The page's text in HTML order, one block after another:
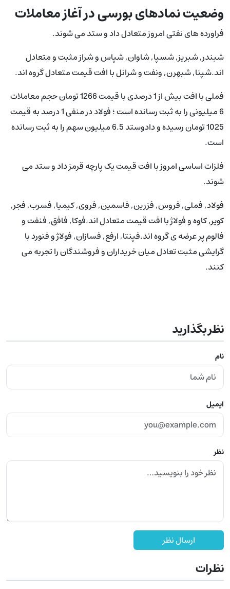
وضعیت نمادهای بورسی در آغاز معاملات
فراورده های نفتی امروز متعادل داد و ستد می شوند.
شبندر, شبریز, شسپا, شاوان, شپاس و شراز مثبت و متعادل
اند.شپنا, شبهرن, ونفت و شرانل با افت قیمت متعادل گروه اند.
فملی با افت بیش از 1 درصدی با قیمت 1266 تومان حجم معاملات
6 میلیونی را به ثبت رسانده است ؛ فولاد در منفی 1 درصد به قیمت
1025 تومان رسیده و دادوستد 6.5 میلیون سهم را به ثبت رسانده
است.
فلزات اساسی امروز با افت قیمت یک پارچه قرمز داد و ستد می
شوند.
فولاد, فملی, فروس, فزرین, فاسمین, فروی, کیمیا, فسرب, فجر,
کویر, کاوه و فولاژ با افت قیمت متعادل اند.فوکا, فافق, فنفت و
فالوم پر عرضه ی گروه اند.فپنتا, ارفع, فسازان, فولاژ و فنورد با
گرایشی مثبت تعادل میان خریداران و فروشندگان را تجربه می
کنند.
نظر بگذارید
نام
ایمیل
نظر
ارسال نظر
نظرات